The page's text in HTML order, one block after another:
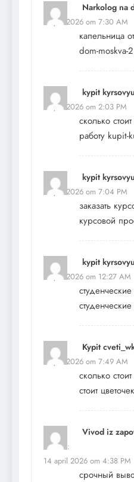
Narkolog na
6 april 2026 om 7:30 AM
капельница
dom-moskva-
kypit
7 april 2026 om 2:03 PM
сколько
работу kupit-
kypit
7 april 2026 om 7:04 PM
заказать
курсовой
kypit
8 april 2026 om 12:27 AM
Kypit
8 april 2026 om 7:49 AM
сколько
стоит цветочек
Vivod iz
schreef:
14 april 2026 om 4:38 PM
срочный